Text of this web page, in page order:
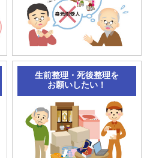
生前整理・死後整理を
お願いしたい！